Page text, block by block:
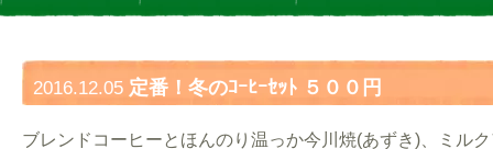
2016.12.05 定番！冬のｺｰﾋｰｾｯﾄ ５００円
ブレンドコーヒーとほんのり温っか今川焼(あずき)、ミル